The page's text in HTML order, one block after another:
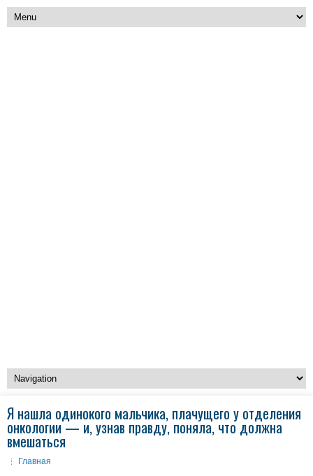
Я нашла одинокого мальчика, плачущего у отделения
онкологии — и, узнав правду, поняла, что должна
вмешаться
Главная